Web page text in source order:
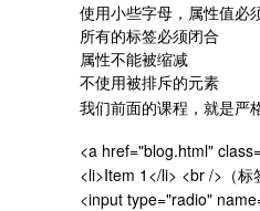
使用小些字母，属性值必
所有的标签必须闭合
属性不能被缩减
不使用被排斥的元素
我们前面的课程，就是严
<a href="blog.html"
<li>Item 1</li> <br />（标
<input type="radio"